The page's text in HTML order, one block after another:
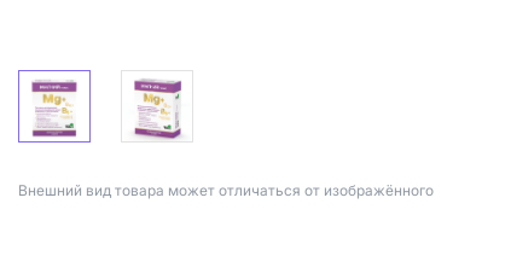
Bнешний вид товара может отличаться от изображённого